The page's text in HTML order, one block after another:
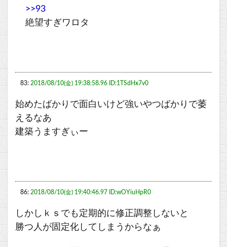
>>93
絶望すぎワロタ
83: 2018/08/10(金) 19:38:58.96 ID:1TSdHx7v0
始めたばかりで面白いけど強いやつばかりで萎
えるなあ
建築うますぎぃー
86: 2018/08/10(金) 19:40:46.97 ID:wOYiuHpR0
しかしｋｓでも定期的に修正調整しないと
勝つ人が固定化してしまうからなぁ